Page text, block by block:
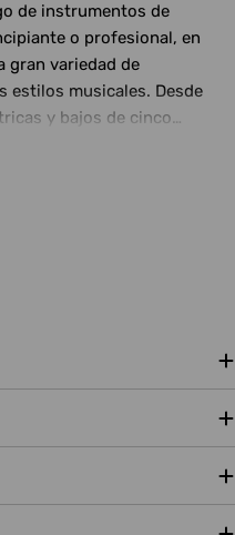
de instrumentos de
o profesional, en
gran variedad de
estilos musicales. Desde
y bajos de cinco
amplificadores de